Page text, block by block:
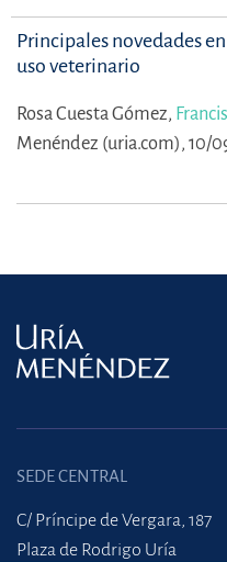
Principales novedades
uso veterinario
Rosa Cuesta Gómez,
Menéndez (uria.com), 10/
SEDE CENTRAL
C/ Príncipe de Vergara, 187
Plaza de Rodrigo Uría